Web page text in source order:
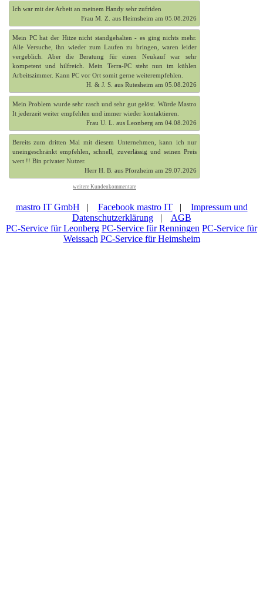
Ich war mit der Arbeit an meinem Handy sehr zufriden
Frau M. Z. aus Heimsheim am 05.08.2026
Mein PC hat der Hitze nicht standgehalten - es ging nichts mehr.
Alle Versuche, ihn wieder zum Laufen zu bringen, waren leider
vergeblich. Aber die Beratung für einen Neukauf war sehr
kompetent und hilfreich. Mein Terra-PC steht nun im kühlen
Arbeitszimmer. Kann PC vor Ort somit gerne weiterempfehlen.
H. & J. S. aus Rutesheim am 05.08.2026
Mein Problem wurde sehr rasch und sehr gut gelöst. Würde Mastro
It jederzeit weiter empfehlen und immer wieder kontaktieren.
Frau U. L. aus Leonberg am 04.08.2026
Bereits zum dritten Mal mit diesem Unternehmen, kann ich nur
uneingeschränkt empfehlen, schnell, zuverlässig und seinen Preis
wert !! Bin privater Nutzer.
Herr H. B. aus Pforzheim am 29.07.2026
weitere Kundenkommentare
mastro IT GmbH | Facebook mastro IT| Impressum und
Datenschutzerklärung| AGB
PC-Service für Leonberg PC-Service für Renningen PC-Service für
Weissach PC-Service für Heimsheim